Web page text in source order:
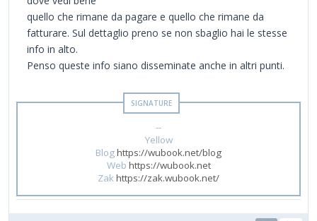
quello che rimane da pagare e quello che rimane da
fatturare. Sul dettaglio preno se non sbaglio hai le stesse
info in alto.
Penso queste info siano disseminate anche in altri punti.
--
Yellow
Bloghttps://wubook.net/blog
Web https://wubook.net
Zakhttps://zak.wubook.net/